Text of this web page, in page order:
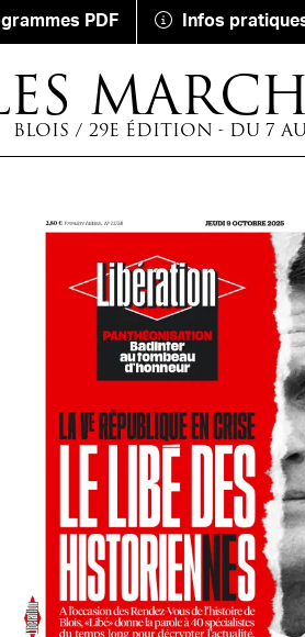
PDF Infos
BLOIS / 29E ÉDITION - DU 7